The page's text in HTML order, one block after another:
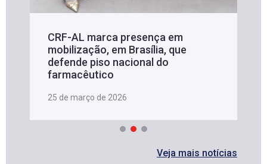
CRF-AL marca presença em
mobilização, em Brasília, que
defende piso nacional do
farmacêutico
25 de março de 2026
Veja mais notícias